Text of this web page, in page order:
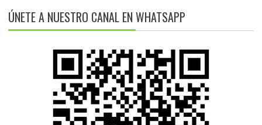
ÚNETE A NUESTRO CANAL EN WHATSAPP